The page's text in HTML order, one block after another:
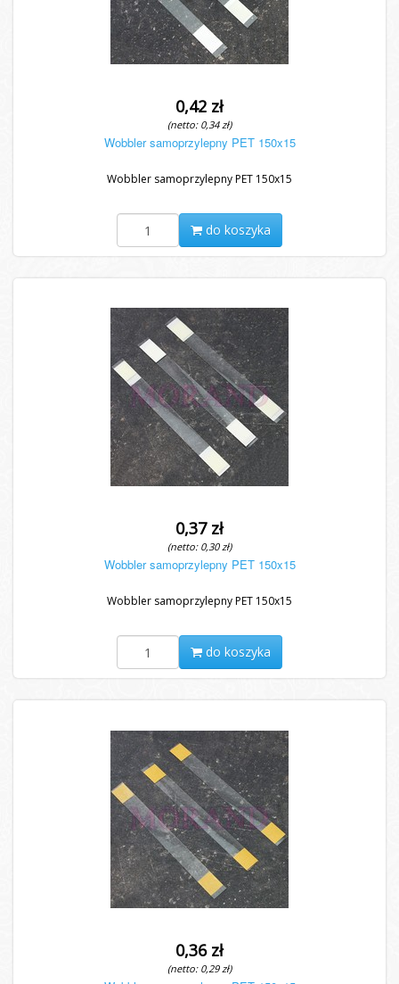
0,42 zł
(netto: 0,34 zł)
Wobbler samoprzylepny PET 150x15
Wobbler samoprzylepny PET 150x15
do koszyka
0,37 zł
(netto: 0,30 zł)
Wobbler samoprzylepny PET 150x15
Wobbler samoprzylepny PET 150x15
do koszyka
0,36 zł
(netto: 0,29 zł)